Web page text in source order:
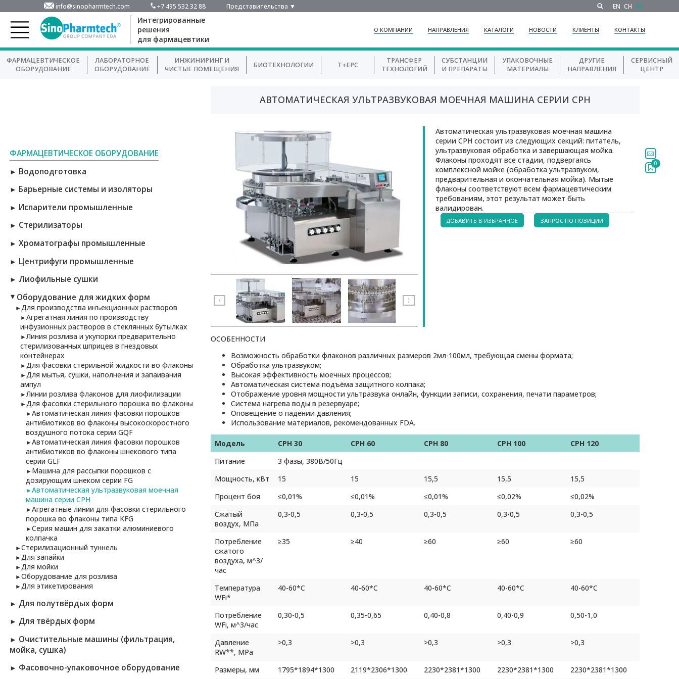
info@sinopharmtech.com +7 495 532 32 88 Представительства ▼ EN CH RU
Интегрированные
решения
для фармацевтики
О КОМПАНИИ НАПРАВЛЕНИЯ КАТАЛОГИ НОВОСТИ КЛИЕНТЫ КОНТАКТЫ
ФАРМАЦЕВТИЧЕСКОЕ
ОБОРУДОВАНИЕ
ЛАБОРАТОРНОЕ
ОБОРУДОВАНИЕ
ИНЖИНИРИНГ И
ЧИСТЫЕ ПОМЕЩЕНИЯ
БИОТЕХНОЛОГИИ T+EPC
ТРАНСФЕР
ТЕХНОЛОГИЙ
СУБСТАНЦИИ
И ПРЕПАРАТЫ
УПАКОВОЧНЫЕ
МАТЕРИАЛЫ
ДРУГИЕ
НАПРАВЛЕНИЯ
СЕРВИСНЫЙ
ЦЕНТР
ФАРМАЦЕВТИЧЕСКОЕ ОБОРУДОВАНИЕ
► Водоподготовка
► Барьерные системы и изоляторы
► Испарители промышленные
► Стерилизаторы
► Хроматографы промышленные
► Центрифуги промышленные
► Лиофильные сушки
►Оборудование для жидких форм
►Для производства инъекционных растворов
►Агрегатная линия по производству
инфузионных растворов в стеклянных бутылках
►Линия розлива и укупорки предварительно
стерилизованных шприцев в гнездовых
контейнерах
►Для фасовки стерильной жидкости во флаконы
►Для мытья, сушки, наполнения и запаивания
ампул
►Линии розлива флаконов для лиофилизации
►Для фасовки стерильного порошка во флаконы
►Автоматическая линия фасовки порошков
антибиотиков во флаконы высокоскоростного
воздушного потока серии GQF
►Автоматическая линия фасовки порошков
антибиотиков во флаконы шнекового типа
серии GLF
►Машина для рассыпки порошков с
дозирующим шнеком серии FG
►Автоматическая ультразвуковая моечная
машина серии СРН
►Агрегатные линии для фасовки стерильного
порошка во флаконы типа KFG
►Серия машин для закатки алюминиевого
колпачка
►Стерилизационный туннель
►Для запайки
►Для мойки
►Оборудование для розлива
►Для этикетирования
► Для полутвёрдых форм
► Для твёрдых форм
► Очистительные машины (фильтрация,
мойка, сушка)
► Фасовочно-упаковочное оборудование
АВТОМАТИЧЕСКАЯ УЛЬТРАЗВУКОВАЯ МОЕЧНАЯ МАШИНА СЕРИИ СРН
⟨ ⟩
Автоматическая ультразвуковая моечная машина
серии СРН состоит из следующих секций: питатель,
ультразвуковая обработка и завершающая мойка.
Флаконы проходят все стадии, подвергаясь
комплексной мойке (обработка ультразвуком,
предварительная и окончательная мойка). Мытые
флаконы соответствуют всем фармацевтическим
требованиям, этот результат может быть
валидирован.
ДОБАВИТЬ В ИЗБРАННОЕ ЗАПРОС ПО ПОЗИЦИИ
ОСОБЕННОСТИ
Возможность обработки флаконов различных размеров 2мл-100мл, требующая смены формата;
Обработка ультразвуком;
Высокая эффективность моечных процессов;
Автоматическая система подъёма защитного колпака;
Отображение уровня мощности ультразвука онлайн, функции записи, сохранения, печати параметров;
Система нагрева воды в резервуаре;
Оповещение о падении давления;
Использование материалов, рекомендованных FDA.
Модель CPH 30 CPH 60 CPH 80 CPH 100
CPH 120
Питание
3 фазы, 380В/50Гц
Мощность, кВт
15 15 15,5 15,5
15,5
Процент боя
≤0,01% ≤0,01% ≤0,01% ≤0,02%
≤0,02%
Сжатый
воздух, МПа
0,3-0,5 0,3-0,5 0,3-0,5 0,3-0,5 0,3-0,5
Потребление
сжатого
воздуха, м^3/
час
≥35 ≥40 ≥60 ≥60 ≥60
Температура
WFi*
40-60*С 40-60*С 40-60*С 40-60*С 40-60*С
Потребление
WFi, м^3/час
0,30-0,5 0,35-0,65 0,40-0,8 0,40-0,9 0,50-1,0
Давление
RW**, MPa
>0,3 >0,3 >0,3 >0,3 >0,3
Размеры, мм 1795*1894*1300 2119*2306*1300 2230*2381*1300 2230*2381*1300
2230*2381*1300
0